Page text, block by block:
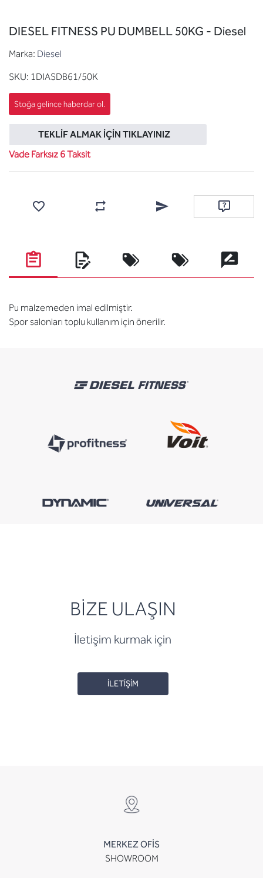
DIESEL FITNESS PU DUMBELL 50KG - Diesel
Marka: Diesel
SKU: 1DIASDB61/50K
TEKLIF ALMAK İÇIN TIKLAYINIZ
Vade Farksız 6 Taksit
Karşılaştırma listesine ekleArkadaşına e-posta ile
Soru sor
Pu malzemeden imal edilmiştir.
Spor salonları toplu kullanım için önerilir.
BİZE ULAŞIN
İletişim kurmak için
İLETİŞİM
MERKEZ OFİS
SHOWROOM